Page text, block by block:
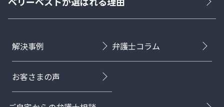
解決事例 弁護士コラム
お客さまの声